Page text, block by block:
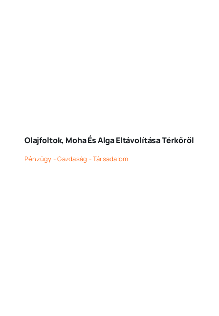
Olajfoltok, Moha És Alga Eltávolítása Térkőről
Pénzügy - Gazdaság - Társadalom